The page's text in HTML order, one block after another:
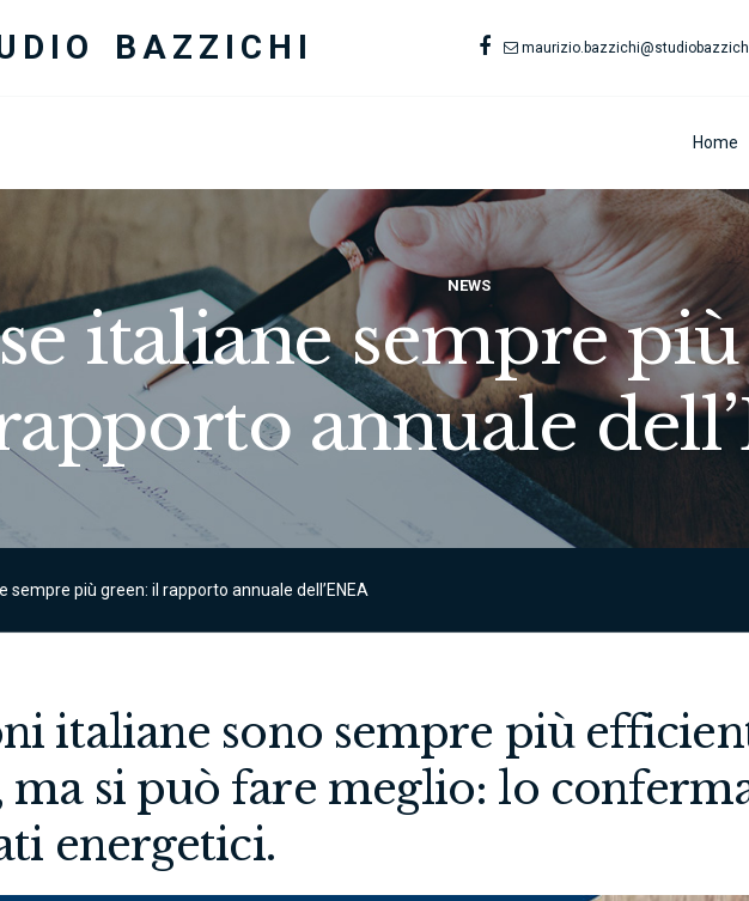
BAZZICHI
Home
NEWS
italiane sempre
annuale
sempre più green: il rapporto annuale dell’ENEA
italiane sono sempre più
ma si può fare meglio: lo
energetici.